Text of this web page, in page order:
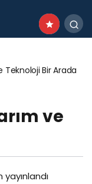
Teknoloji Bir Arada
ve
Yaşam